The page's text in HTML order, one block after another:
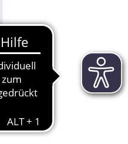
DAWID by Dawid
Scroll